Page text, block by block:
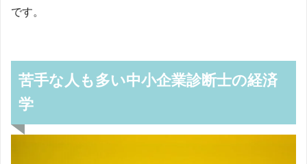
です。
苦手な人も多い中小企業診断士の経済
学